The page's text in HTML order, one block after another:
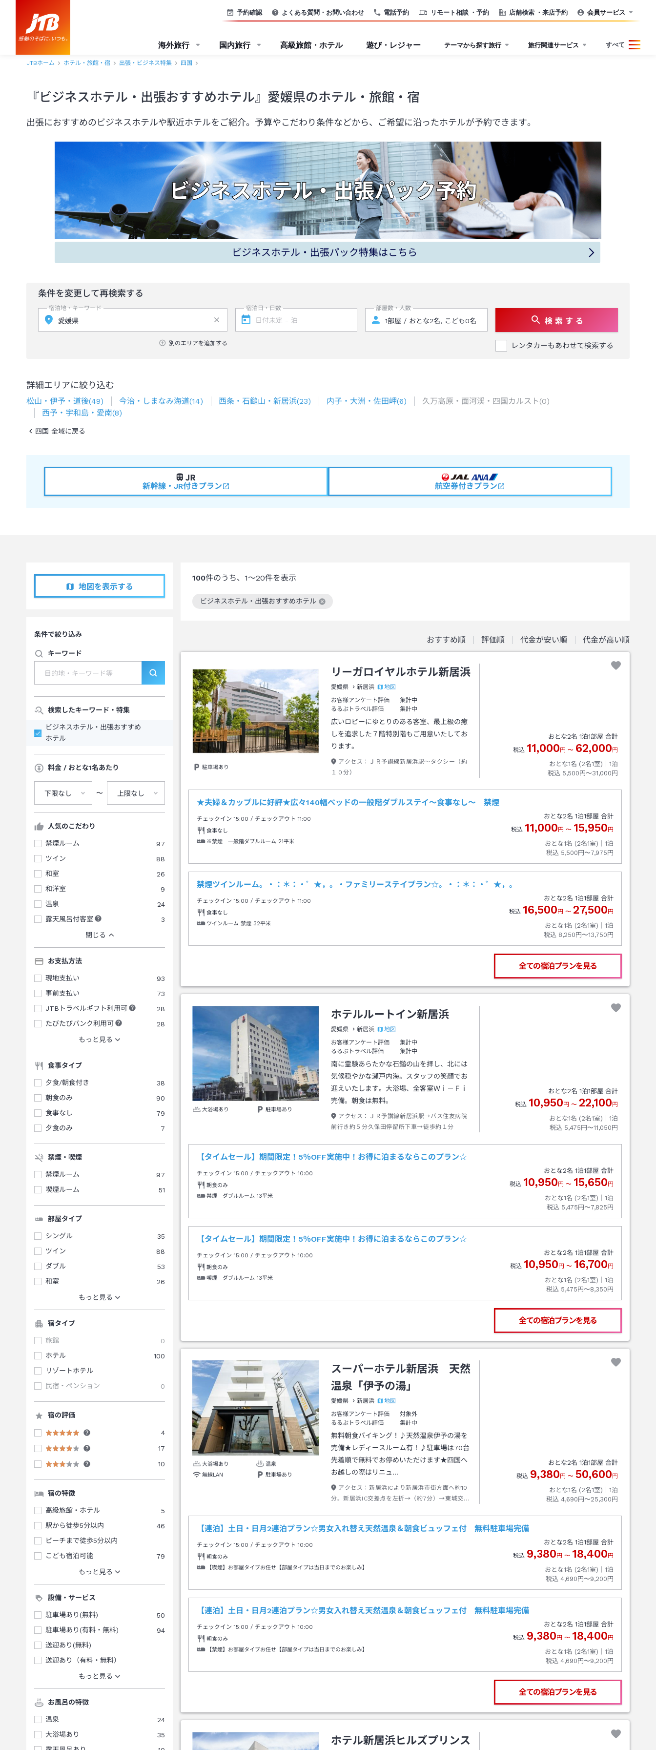
電話予約 リモート相談 ・予約 店舗検索 ・来店予約
予約確認 よくある質問・お問い合わせ 会員サービス
海外旅行 国内旅行 高級旅館・ホテル 遊び・レジャー テーマから探す旅行 旅行関連サービス すべて
JTBホーム ホテル・旅館・宿 出張・ビジネス特集 四国
『ビジネスホテル・出張おすすめホテル』愛媛県のホテル・旅館・宿
出張におすすめのビジネスホテルや駅近ホテルをご紹介。予算やこだわり条件などから、ご希望に沿ったホテルが予約できます。
ビジネスホテル・出張パック特集はこちら
条件を変更して再検索する
宿泊地・キーワード
別のエリアを追加する
宿泊日・日数 部屋数・人数
検 索 す る
レンタカーもあわせて検索する
詳細エリアに絞り込む
松山・伊予・道後(49) 今治・しまなみ海道(14) 西条・石鎚山・新居浜(23) 内子・大洲・佐田岬(6) 久万高原・面河渓・四国カルスト(0)
西予・宇和島・愛南(8)
四国 全域に戻る
新幹線・JR付きプラン 航空券付きプラン
地図を表示する
条件で絞り込み
キーワード
検索したキーワード・特集
ビジネスホテル・出張おすすめ
ホテル
料金 / おとな1名あたり
下限なし 〜 上限なし
人気のこだわり
禁煙ルーム
97
ツイン
88
和室
26
和洋室
9
温泉
24
露天風呂付客室
3
閉じる
お支払方法
現地支払い
93
事前支払い
73
JTBトラベルギフト利用可
28
たびたびバンク利用可
28
もっと見る
食事タイプ
夕食/朝食付き
38
朝食のみ
90
食事なし
79
夕食のみ
7
禁煙・喫煙
禁煙ルーム
97
喫煙ルーム
51
部屋タイプ
シングル
35
ツイン
88
ダブル
53
和室
26
もっと見る
宿タイプ
旅館
0
ホテル
100
リゾートホテル
民宿・ペンション
0
宿の評価
4
17
10
宿の特徴
高級旅館・ホテル
5
駅から徒歩5分以内
46
ビーチまで徒歩5分以内
こども宿泊可能
79
もっと見る
設備・サービス
駐車場あり(無料)
50
駐車場あり(有料・無料)
94
送迎あり(無料)
送迎あり（有料・無料）
もっと見る
お風呂の特徴
温泉
24
大浴場あり
35
100件のうち、 1～20件を表示
ビジネスホテル・出張おすすめホテル
この絞り込み条件を解除
おすすめ順 評価順 代金が安い順 代金が高い順
駐車場あり
リーガロイヤルホテル新居浜
愛媛県 新居浜
地図
お客様アンケート評価
集計中
るるぶトラベル評価
集計中
広いロビーにゆとりのある客室、最上級の癒
しを追求した７階特別階もご用意いたしてお
ります。
アクセス：
ＪＲ予讃線新居浜駅～タクシー（約
１０分）
おとな2名 1泊1部屋 合計
税込 11,000 円 〜 62,000 円
おとな1名 (2名1室)｜ 1泊
税込 5,500円〜31,000円
★夫婦＆カップルに好評★広々140幅ベッドの一般階ダブルステイ～食事なし～ 禁煙
チェックイン15:00 / チェックアウト 11:00
食事なし
※禁煙 一般階ダブルルーム 21平米
おとな2名 1泊1部屋 合計
税込 11,000 円 〜 15,950 円
おとな1名 (2名1室)｜ 1泊
税込 5,500円〜7,975円
禁煙ツインルーム。・：＊：・゜★，。・ファミリーステイプラン☆。・：＊：・゜★，。
チェックイン15:00 / チェックアウト 11:00
食事なし
ツインルーム 禁煙 32平米
おとな2名 1泊1部屋 合計
税込 16,500 円 〜 27,500 円
おとな1名 (2名1室)｜ 1泊
税込 8,250円〜13,750円
全ての宿泊プランを見る
大浴場あり 駐車場あり
ホテルルートイン新居浜
愛媛県 新居浜
地図
お客様アンケート評価
集計中
るるぶトラベル評価
集計中
南に霊験あらたかな石鎚の山を拝し、北には
気候穏やかな瀬戸内海。スタッフの笑顔でお
迎えいたします。大浴場、全客室Ｗｉ－Ｆｉ
完備。朝食は無料。
アクセス：
ＪＲ予讃線新居浜駅→バス住友病院
前行き約５分久保田停留所下車→徒歩約１分
おとな2名 1泊1部屋 合計
税込 10,950 円 〜 22,100 円
おとな1名 (2名1室)｜ 1泊
税込 5,475円〜11,050円
【タイムセール】期間限定！5％OFF実施中！お得に泊まるならこのプラン☆
チェックイン15:00 / チェックアウト 10:00
朝食のみ
禁煙 ダブルルーム 13平米
おとな2名 1泊1部屋 合計
税込 10,950 円 〜 15,650 円
おとな1名 (2名1室)｜ 1泊
税込 5,475円〜7,825円
【タイムセール】期間限定！5％OFF実施中！お得に泊まるならこのプラン☆
チェックイン15:00 / チェックアウト 10:00
朝食のみ
喫煙 ダブルルーム 13平米
おとな2名 1泊1部屋 合計
税込 10,950 円 〜 16,700 円
おとな1名 (2名1室)｜ 1泊
税込 5,475円〜8,350円
全ての宿泊プランを見る
大浴場あり
温泉
無線LAN
駐車場あり
スーパーホテル新居浜 天然
温泉「伊予の湯」
愛媛県 新居浜
地図
お客様アンケート評価
対象外
るるぶトラベル評価
集計中
無料朝食バイキング！♪天然温泉伊予の湯を
完備★レディースルーム有！♪駐車場は70台
先着順で無料でお停めいただけます★四国へ
お越しの際はリニュ…
アクセス： 新居浜ICより新居浜市街方面へ約10
分。新居浜IC交差点を左折→（約7分）→東城交差
おとな2名 1泊1部屋 合計
税込 9,380 円 〜 50,600 円
おとな1名 (2名1室)｜ 1泊
税込 4,690円〜25,300円
【連泊】土日・日月2連泊プラン☆男女入れ替え天然温泉＆朝食ビュッフェ付 無料駐車場完備
チェックイン15:00 / チェックアウト 10:00
朝食のみ
【喫煙】お部屋タイプお任せ【部屋タイプは当日までのお楽しみ】
おとな2名 1泊1部屋 合計
税込 9,380 円 〜 18,400 円
おとな1名 (2名1室)｜ 1泊
税込 4,690円〜9,200円
【連泊】土日・日月2連泊プラン☆男女入れ替え天然温泉＆朝食ビュッフェ付 無料駐車場完備
チェックイン15:00 / チェックアウト 10:00
朝食のみ
【禁煙】お部屋タイプお任せ【部屋タイプは当日までのお楽しみ】
おとな2名 1泊1部屋 合計
税込 9,380 円 〜 18,400 円
おとな1名 (2名1室)｜ 1泊
税込 4,690円〜9,200円
全ての宿泊プランを見る
ホテル新居浜ヒルズプリンス